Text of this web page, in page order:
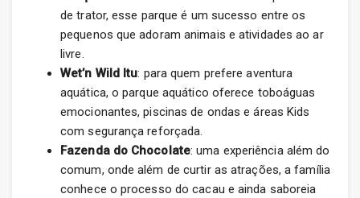
de trator, esse parque é um sucesso entre os
pequenos que adoram animais e atividades ao ar
livre.
Wet’n Wild Itu: para quem prefere aventura
aquática, o parque aquático oferece toboáguas
emocionantes, piscinas de ondas e áreas Kids
com segurança reforçada.
Fazenda do Chocolate: uma experiência além do
comum, onde além de curtir as atrações, a família
conhece o processo do cacau e ainda saboreia